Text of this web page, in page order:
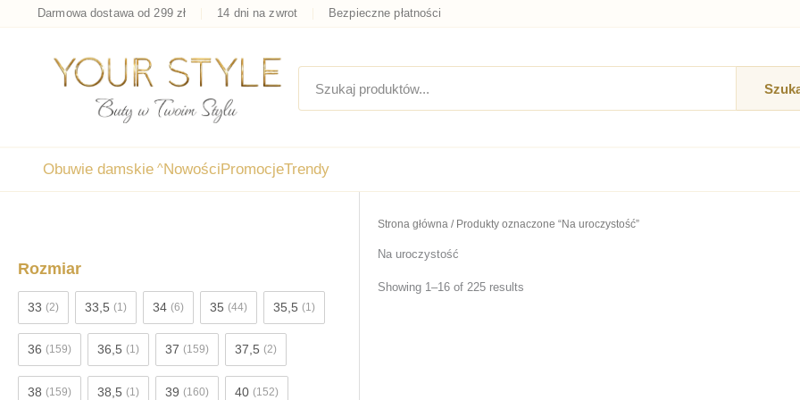
Darmowa dostawa od 299 zł 14 dni na zwrot Bezpieczne płatności
Obuwie damskie ^NowościPromocjeTrendy
Rozmiar
33 (2) 33,5 (1) 34 (6) 35 (44) 35,5 (1)
36 (159) 36,5 (1) 37 (159) 37,5 (2)
38 (159) 38,5 (1) 39 (160) 40 (152)
Strona główna / Produkty oznaczone “Na uroczystość”
Na uroczystość
Showing 1–16 of 225 results